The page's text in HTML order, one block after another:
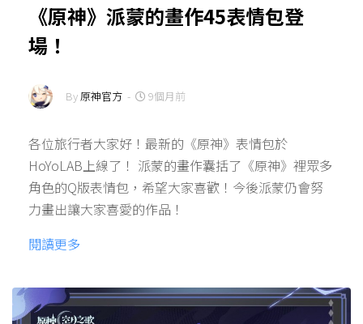
《原神》派蒙的畫作45表情包登
場！
By 原神官方 - 9個月前
各位旅行者大家好！最新的《原神》表情包於
HoYoLAB上線了！ 派蒙的畫作囊括了《原神》裡眾多
角色的Q版表情包，希望大家喜歡！今後派蒙仍會努
力畫出讓大家喜愛的作品！
閱讀更多